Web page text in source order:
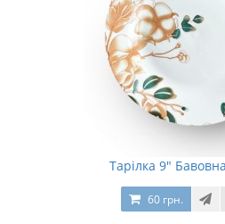
Тарілка 9"
60 грн.